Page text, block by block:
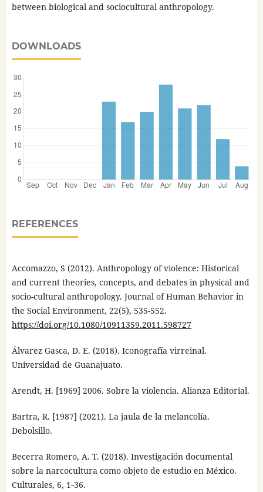
between biological and sociocultural anthropology.
DOWNLOADS
REFERENCES
Accomazzo, S (2012). Anthropology of violence: Historical
and current theories, concepts, and debates in physical and
socio-cultural anthropology. Journal of Human Behavior in
the Social Environment, 22(5), 535-552.
https://doi.org/10.1080/10911359.2011.598727
Álvarez Gasca, D. E. (2018). Iconografía virreinal.
Universidad de Guanajuato.
Arendt, H. [1969] 2006. Sobre la violencia. Alianza Editorial.
Bartra, R. [1987] (2021). La jaula de la melancolía.
Debolsillo.
Becerra Romero, A. T. (2018). Investigación documental
sobre la narcocultura como objeto de estudio en México.
Culturales, 6, 1‑36.